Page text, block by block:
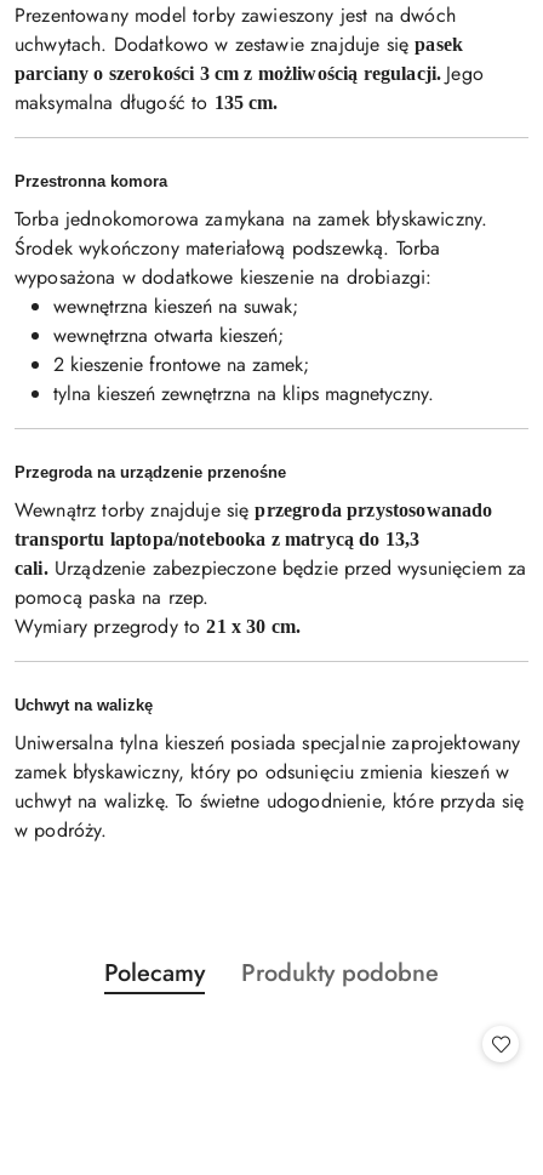
Prezentowany model torby zawieszony jest na dwóch
uchwytach. Dodatkowo w zestawie znajduje siępasek
parciany o szerokości 3 cm z możliwością regulacji. Jego
maksymalna długość to 135 cm.
Przestronna komora
Torba jednokomorowa zamykana na zamek błyskawiczny.
Środek wykończony materiałową podszewką. Torba
wyposażona w dodatkowe kieszenie na drobiazgi:
wewnętrzna kieszeń na suwak;
wewnętrzna otwarta kieszeń;
2 kieszenie frontowe na zamek;
tylna kieszeń zewnętrzna na klips magnetyczny.
Przegroda na urządzenie przenośne
Wewnątrz torby znajduje sięprzegroda przystosowanado
transportu laptopa/notebooka z matrycą do 13,3
cali.Urządzenie zabezpieczone będzie przed wysunięciem za
pomocą paska na rzep.
Wymiary przegrody to21 x 30 cm.
Uchwyt na walizkę
Uniwersalna tylna kieszeń posiada specjalnie zaprojektowany
zamek błyskawiczny, który po odsunięciu zmienia kieszeń w
uchwyt na walizkę. To świetne udogodnienie, które przyda się
w podróży.
Pomiń karuzelę produktów
Produkty
o
Polecamy
Produkty
Produkty podobne